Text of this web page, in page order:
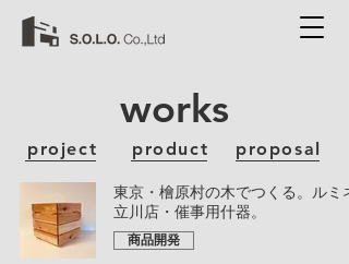
works
東京・檜原村の木でつくる。ルミネ
立川店・催事用什器。
商品開発
product proposal
project